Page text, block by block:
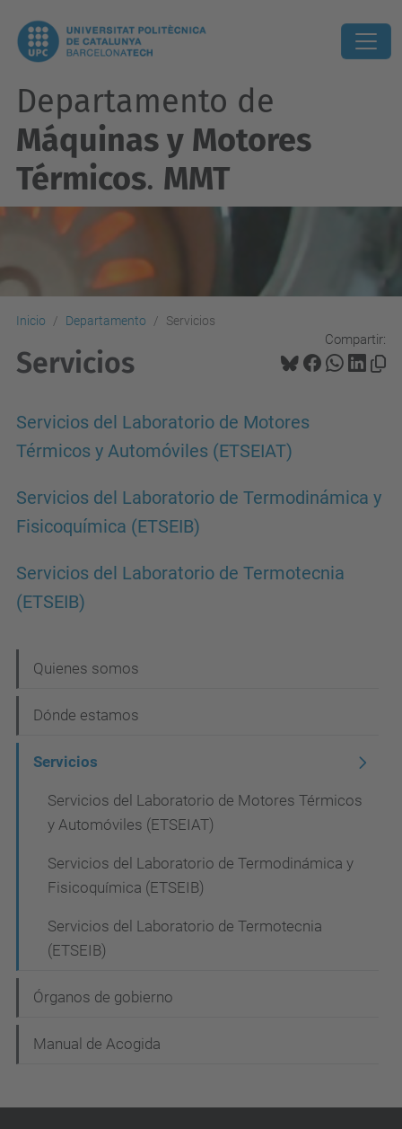
Departamento de
Máquinas y Motores
Térmicos. MMT
Inicio Departamento Servicios
Compartir:
Servicios
Servicios del Laboratorio de Motores
Térmicos y Automóviles (ETSEIAT)
Servicios del Laboratorio de Termodinámica y
Fisicoquímica (ETSEIB)
Servicios del Laboratorio de Termotecnia
(ETSEIB)
a
v
Quienes somos
Dónde estamos
Servicios
Servicios del Laboratorio de Motores Térmicos
y Automóviles (ETSEIAT)
Servicios del Laboratorio de Termodinámica y
Fisicoquímica (ETSEIB)
Servicios del Laboratorio de Termotecnia
(ETSEIB)
Órganos de gobierno
Manual de Acogida